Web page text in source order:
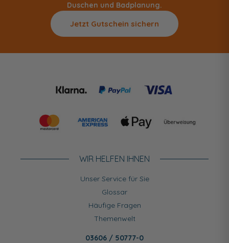
Duschen und Badplanung.
Jetzt Gutschein sichern
WIR HELFEN IHNEN
Unser Service für Sie
Glossar
Häufige Fragen
Themenwelt
03606 / 50777-0